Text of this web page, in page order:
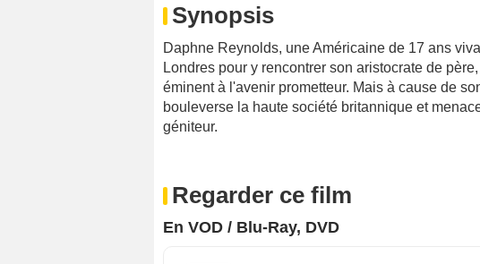
Synopsis
Daphne Reynolds, une Américaine de 17 ans
Londres pour y rencontrer son aristocrate de
éminent à l'avenir prometteur. Mais à cause de
bouleverse la haute société britannique et
géniteur.
Regarder ce film
En VOD / Blu-Ray, DVD